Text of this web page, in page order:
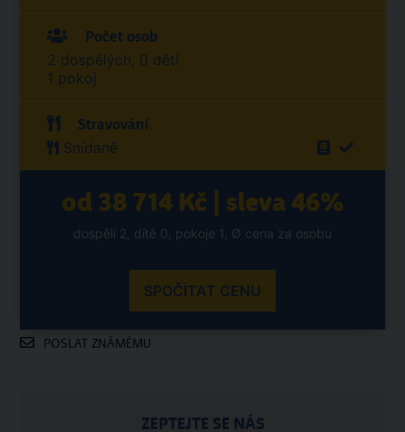
Počet osob
2 dospělých, 0 dětí
1 pokoj
Stravování
Snídaně
od 38 714 Kč | sleva 46%
dospělí 2, dítě 0, pokoje 1, Ø cena za osobu
SPOČÍTAT CENU
POSLAT ZNÁMÉMU
ZEPTEJTE SE NÁS